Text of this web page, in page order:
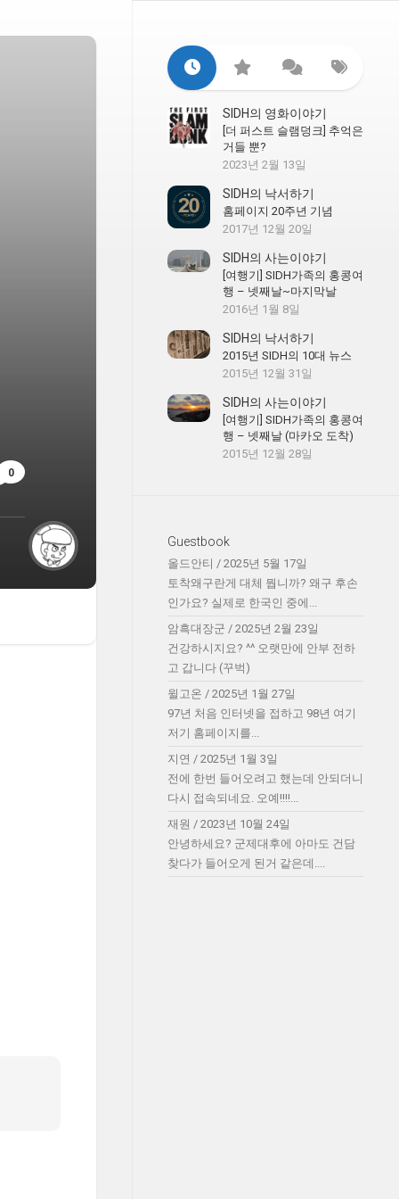
0
SIDH의 영화이야기
[더 퍼스트 슬램덩크] 추억은
거들 뿐?
2023년 2월 13일
SIDH의 낙서하기
홈페이지 20주년 기념
2017년 12월 20일
SIDH의 사는이야기
[여행기] SIDH가족의 홍콩여
행 – 넷째날~마지막날
2016년 1월 8일
SIDH의 낙서하기
2015년 SIDH의 10대 뉴스
2015년 12월 31일
SIDH의 사는이야기
[여행기] SIDH가족의 홍콩여
행 – 넷째날 (마카오 도착)
2015년 12월 28일
Guestbook
올드안티 / 2025년 5월 17일
토착왜구란게 대체 뭡니까? 왜구 후손
인가요? 실제로 한국인 중에...
암흑대장군 / 2025년 2월 23일
건강하시지요? ^^ 오랫만에 안부 전하
고 갑니다 (꾸벅)
윌고온 / 2025년 1월 27일
97년 처음 인터넷을 접하고 98년 여기
저기 홈페이지를...
지연 / 2025년 1월 3일
전에 한번 들어오려고 했는데 안되더니
다시 접속되네요. 오예!!!!...
재원 / 2023년 10월 24일
안녕하세요? 군제대후에 아마도 건담
찾다가 들어오게 된거 같은데....